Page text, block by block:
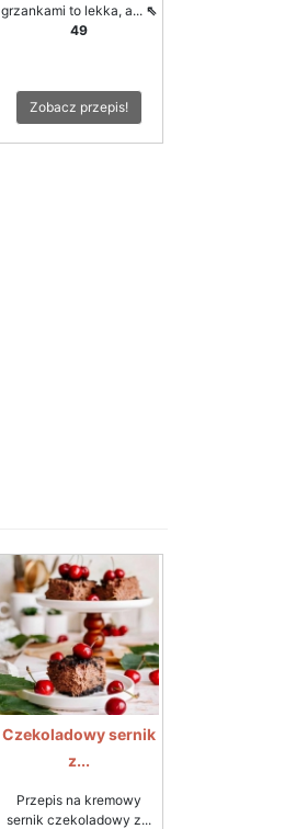
grzankami to lekka, a... ⇖
49
Zobacz przepis!
Czekoladowy sernik
z...
Przepis na kremowy
sernik czekoladowy z...